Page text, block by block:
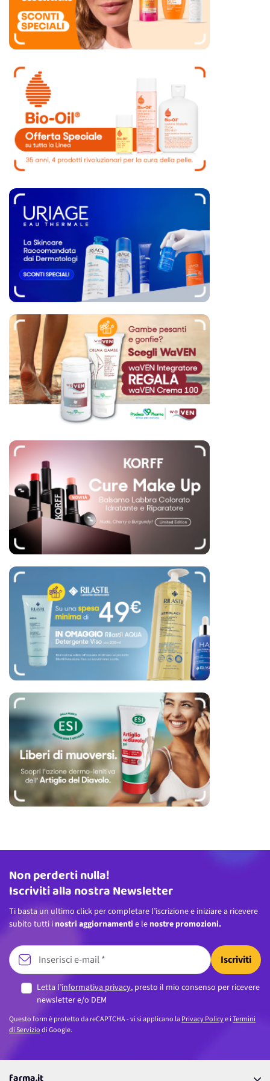
Indirizzo email
Non perderti nulla!
Iscriviti alla nostra Newsletter
Ti basta un ultimo click per completare l’iscrizione e iniziare a ricevere
subito tutti i nostri aggiornamenti e le nostre promozioni.
Iscriviti
Letta l’informativa privacy, presto il mio consenso per ricevere
newsletter e/o DEM
Questo form è protetto da reCAPTCHA - vi si applicano laPrivacy Policye iTermini
di Serviziodi Google.